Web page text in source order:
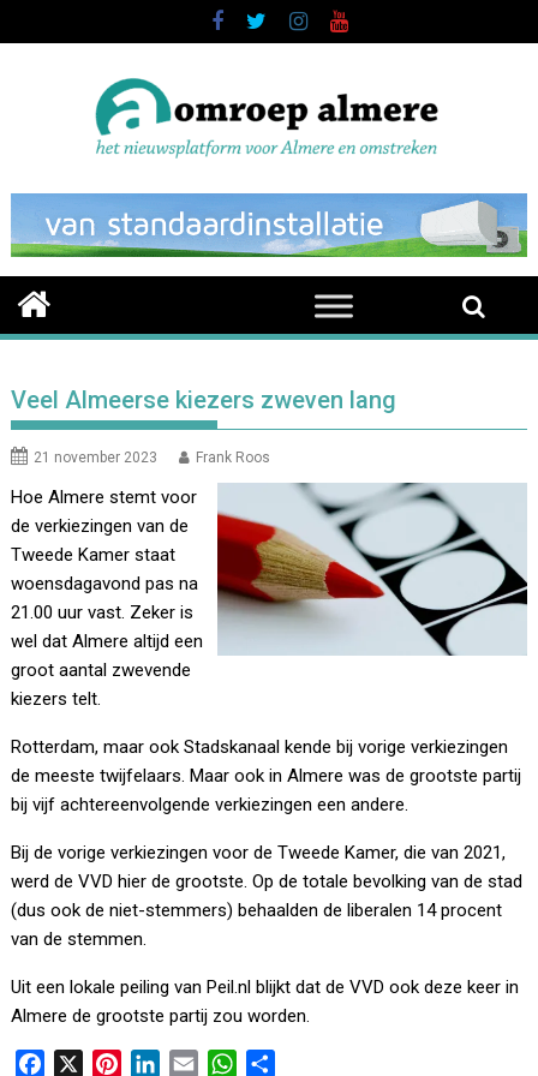
to
Veel Almeerse kiezers zweven lang
21 november 2023 Frank Roos
Hoe Almere stemt voor
de verkiezingen van de
Tweede Kamer staat
woensdagavond pas na
21.00 uur vast. Zeker is
wel dat Almere altijd een
groot aantal zwevende
kiezers telt.
Rotterdam, maar ook Stadskanaal kende bij vorige verkiezingen
de meeste twijfelaars. Maar ook in Almere was de grootste partij
bij vijf achtereenvolgende verkiezingen een andere.
Bij de vorige verkiezingen voor de Tweede Kamer, die van 2021,
werd de VVD hier de grootste. Op de totale bevolking van de stad
(dus ook de niet-stemmers) behaalden de liberalen 14 procent
van de stemmen.
Uit een lokale peiling van Peil.nl blijkt dat de VVD ook deze keer in
Almere de grootste partij zou worden.
W